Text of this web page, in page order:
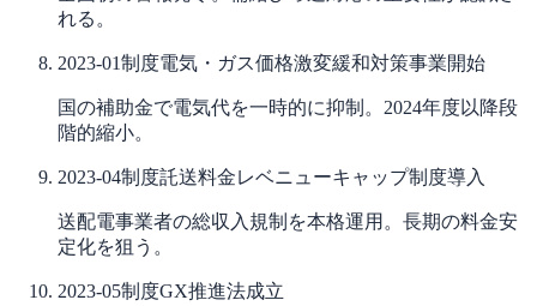
れる。
2023-01制度電気・ガス価格激変緩和対策事業開始
国の補助金で電気代を一時的に抑制。2024年度以降段
階的縮小。
2023-04制度託送料金レベニューキャップ制度導入
送配電事業者の総収入規制を本格運用。長期の料金安
定化を狙う。
2023-05制度GX推進法成立